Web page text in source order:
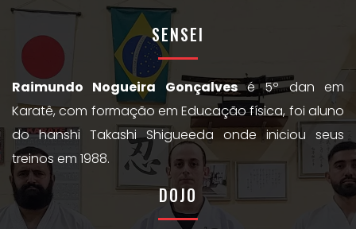
SENSEI
Raimundo Nogueira Gonçalvesé 5º dan em
Karatê, com formação em Educação física, foi aluno
do hanshi Takashi Shigueeda onde iniciou seus
treinos em 1988.
DOJO